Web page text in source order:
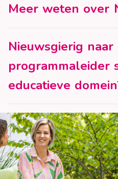
Meer weten over
Nieuwsgierig
programmaleider
educatieve